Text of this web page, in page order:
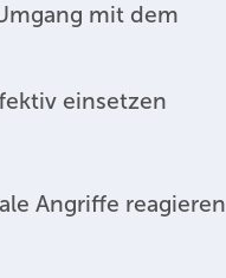
mit dem
einsetzen
Angriffe reagieren